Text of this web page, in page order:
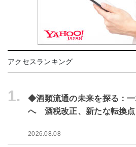
アクセスランキング
1.
◆酒類流通の未来を探る：
へ 酒税改正、新たな転換点
2026.08.08